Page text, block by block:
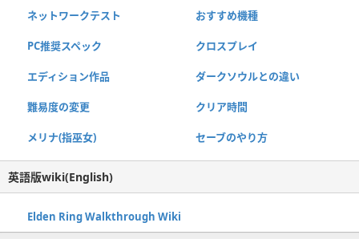
ネットワークテスト おすすめ機種
PC推奨スペック クロスプレイ
エディション作品 ダークソウルとの違い
難易度の変更 クリア時間
メリナ(指巫女) セーブのやり方
英語版wiki(English)
Elden Ring Walkthrough Wiki